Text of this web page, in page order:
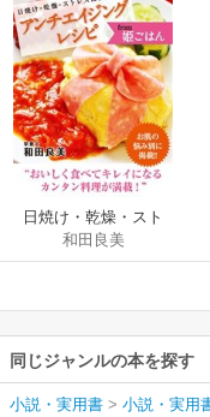
日焼け・乾燥・スト
レスに負けない アン
チエイジングレシピ
和田良美
同じジャンルの本を探す
小説・実用書 > 小説・実用